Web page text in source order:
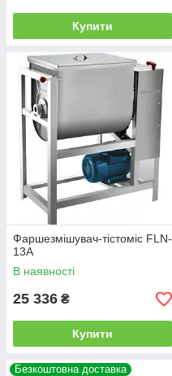
Купити
Фаршезмішувач-тістоміс FLN-
13А
В наявності
25 336 ₴
Купити
Безкоштовна доставка